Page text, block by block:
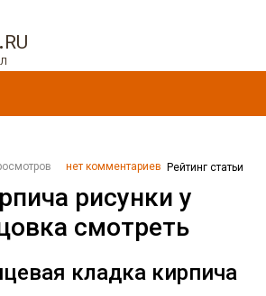
нет комментариев Рейтинг статьи
рисунки у
смотреть
кладка кирпича